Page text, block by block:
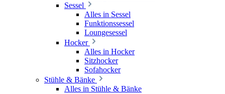
Sessel
Alles in Sessel
Funktionssessel
Loungesessel
Hocker
Alles in Hocker
Sitzhocker
Sofahocker
Stühle & Bänke
Alles in Stühle & Bänke